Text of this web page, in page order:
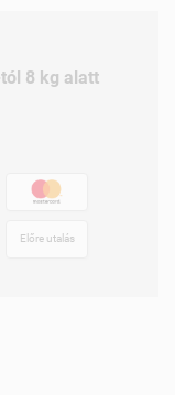
8 kg alatt
Előre utalás